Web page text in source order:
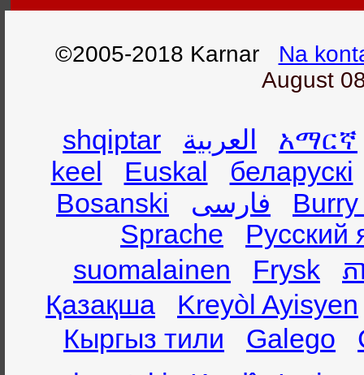
©2005-2018 Karnar Na
August
shqiptar العربية
አማርኛ
keel
Euskal
беларускі
Bosanski
فارسی
Sprache
Русский
suomalainen
Frysk
ភ
Қазақша
Kreyòl Ayisyen
Кыргыз тили
Galego